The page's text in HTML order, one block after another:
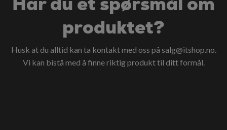
produktet?
Husk at du alltid kan ta kontakt med oss på salg@itshop.no.
Vi kan bistå med å finne riktig produkt til ditt formål.